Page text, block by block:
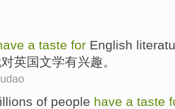
a taste for English
对英国文学有兴趣。
of people have a taste